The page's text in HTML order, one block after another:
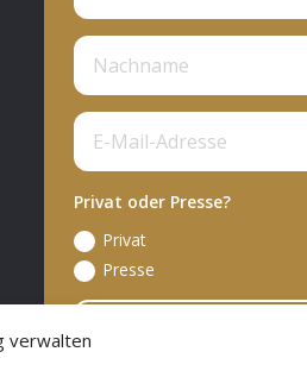
verwalten
Privat oder Presse?
Privat
Presse